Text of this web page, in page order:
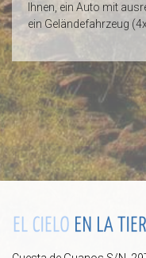
Ihnen, ein Auto mit
ein Geländefahrzeug